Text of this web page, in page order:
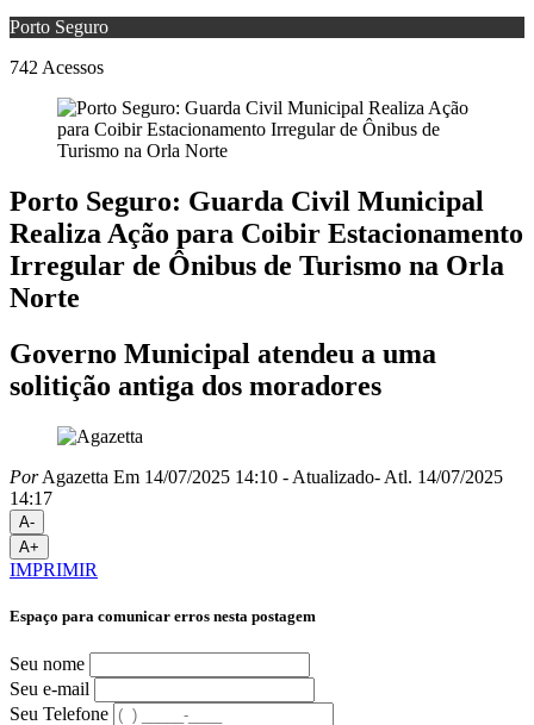
Porto Seguro
742 Acessos
Porto Seguro: Guarda Civil Municipal
Realiza Ação para Coibir Estacionamento
Irregular de Ônibus de Turismo na Orla
Norte
Governo Municipal atendeu a uma
solitição antiga dos moradores
PorAgazetta Em 14/07/2025 14:10 - Atualizado- Atl. 14/07/2025
14:17
A-
A+
IMPRIMIR
Espaço para comunicar erros nesta postagem
Seu nome
Seu e-mail
Seu Telefone